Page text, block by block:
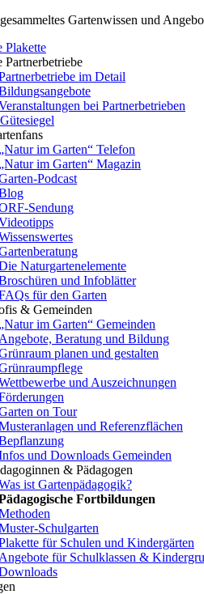
Gartenwissen und
Plakette
Partnerbetriebe
im Detail
bei Partnerbetrieben
„Natur im Garten“ Telefon
„Natur im Garten“ Magazin
Podcast
Sendung
Naturgartenelemente
und Infoblätter
für den Garten
& Gemeinden
„Natur im Garten“ Gemeinden
Angebote, Beratung und Bildung
planen und gestalten
und Auszeichnungen
on Tour
und Referenzflächen
und Downloads Gemeinden
& Pädagogen
ist Gartenpädagogik?
Fortbildungen
Schulgarten
für Schulen und Kindergärten
Angebote für Schulklassen &